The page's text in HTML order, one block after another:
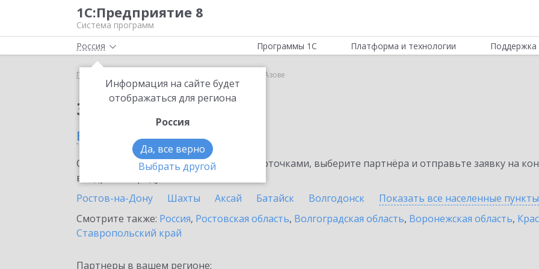
1С:Предприятие 8
Система программ
Россия
Информация на сайте будет
отображаться для региона
Россия
Да, все верно
Выбрать другой
Программы 1С Платформа и технологии Поддержка
Главная Smartway в Азове
Заказать Smartway
в Азове
Ознакомьтесь с информационными карточками, выберите партнёра и отправьте заявку на
внедрение продукта.
Ростов-на-Дону
Шахты Аксай Батайск Волгодонск Показать все населенные пункты
Смотрите также: Россия, Ростовская область, Волгоградская область, Воронежская область,
Ставропольский край
Партнеры в вашем регионе: